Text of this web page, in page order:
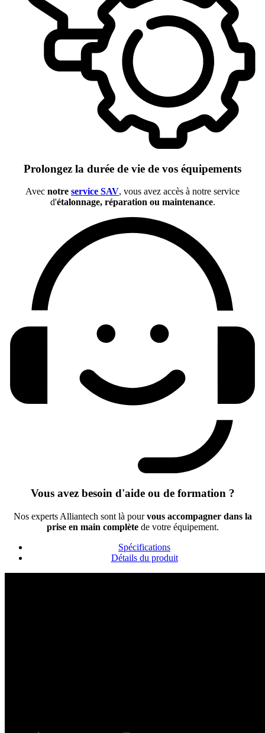
Prolongez la durée de vie de vos équipements
Avec notre service SAV, vous avez accès à notre service
d'étalonnage, réparation ou maintenance.
Vous avez besoin d'aide ou de formation ?
Nos experts Alliantech sont là pourvous accompagner dans la
prise en main complètede votre équipement.
Spécifications
Détails du produit